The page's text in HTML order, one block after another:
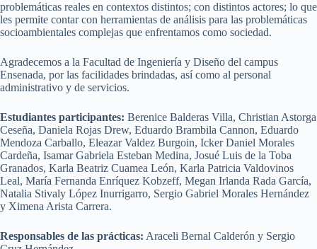
problemáticas reales en contextos distintos; con distintos actores; lo que
les permite contar con herramientas de análisis para las problemáticas
socioambientales complejas que enfrentamos como sociedad.
Agradecemos a la Facultad de Ingeniería y Diseño del campus
Ensenada, por las facilidades brindadas, así como al personal
administrativo y de servicios.
Estudiantes participantes: Berenice Balderas Villa, Christian Astorga
Ceseña, Daniela Rojas Drew, Eduardo Brambila Cannon, Eduardo
Mendoza Carballo, Eleazar Valdez Burgoin, Icker Daniel Morales
Cardeña, Isamar Gabriela Esteban Medina, Josué Luis de la Toba
Granados, Karla Beatriz Cuamea León, Karla Patricia Valdovinos
Leal, María Fernanda Enríquez Kobzeff, Megan Irlanda Rada García,
Natalia Stivaly López Inurrigarro, Sergio Gabriel Morales Hernández
y Ximena Arista Carrera.
Responsables de las prácticas: Araceli Bernal Calderón y Sergio